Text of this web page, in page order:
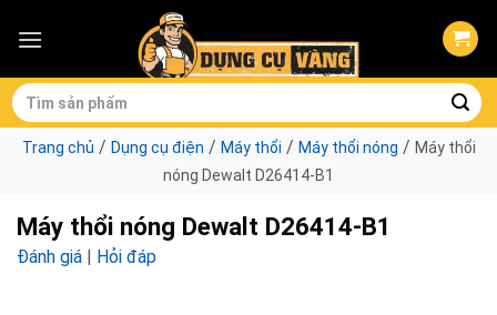
Tìm
kiếm:
Trang chủ / Dụng cụ điện / Máy thổi / Máy thổi nóng / Máy thổi
nóng Dewalt D26414-B1
Máy thổi nóng Dewalt D26414-B1
Đánh giá | Hỏi đáp